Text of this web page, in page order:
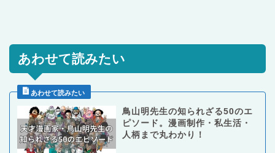
あわせて読みたい
鳥山明先生の知られざる50のエ
ピソード。漫画制作・私生活・
人柄まで丸わかり！